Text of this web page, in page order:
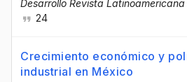
Desarrollo Revista Latinoamericana
24
Crecimiento económico y
industrial en México